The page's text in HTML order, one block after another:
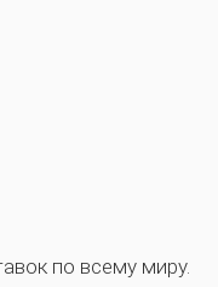
по всему миру.